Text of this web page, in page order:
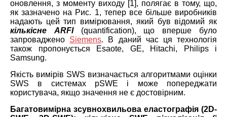
оновлення, з моменту виходу [1], полягає в тому, що,
як зазначено на Рис. 1, тепер все більше виробників
надають цей тип вимірювання, який був відомий як
кількісне ARFI(quantification), що вперше було
запроваджено Siemens. В даний час ця технологія
також пропонується Esaote, GE, Hitachi, Philips і
Samsung.
Якість вимірів SWS визначається алгоритмами оцінки
SWS в системах pSWE і може попереджати
користувача, якщо значення не є достовірним.
Багатовимірна зсувнохвильова еластографія (2D-